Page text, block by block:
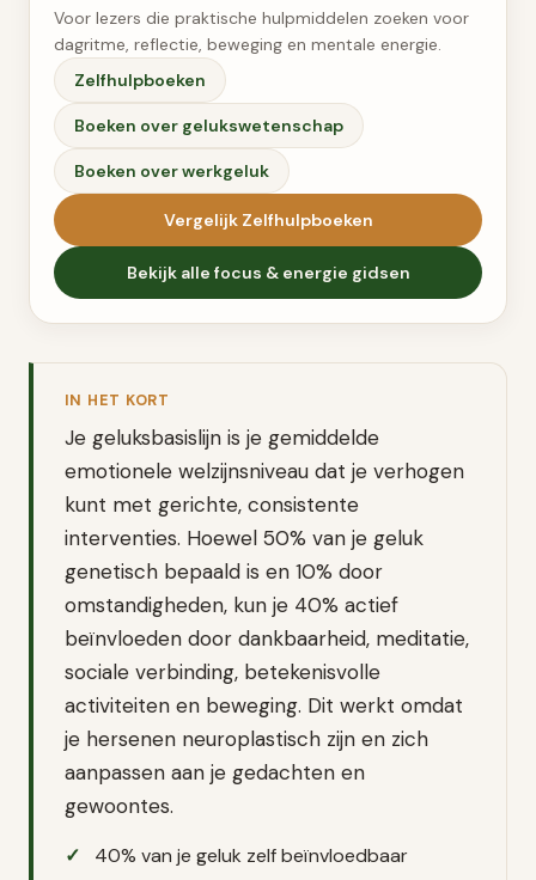
Voor lezers die praktische hulpmiddelen zoeken voor
dagritme, reflectie, beweging en mentale energie.
Zelfhulpboeken
Boeken over gelukswetenschap
Boeken over werkgeluk
Vergelijk Zelfhulpboeken
Bekijk alle focus & energie gidsen
IN HET KORT
Je geluksbasislijn is je gemiddelde
emotionele welzijnsniveau dat je verhogen
kunt met gerichte, consistente
interventies. Hoewel 50% van je geluk
genetisch bepaald is en 10% door
omstandigheden, kun je 40% actief
beïnvloeden door dankbaarheid, meditatie,
sociale verbinding, betekenisvolle
activiteiten en beweging. Dit werkt omdat
je hersenen neuroplastisch zijn en zich
aanpassen aan je gedachten en
gewoontes.
40% van je geluk zelf beïnvloedbaar